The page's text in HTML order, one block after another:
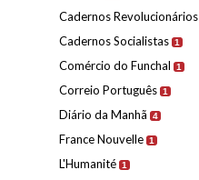
Cadernos Revolucionários
Cadernos Socialistas 1
Comércio do Funchal 1
Correio Português 1
Diário da Manhã 4
France Nouvelle 1
L'Humanité 1